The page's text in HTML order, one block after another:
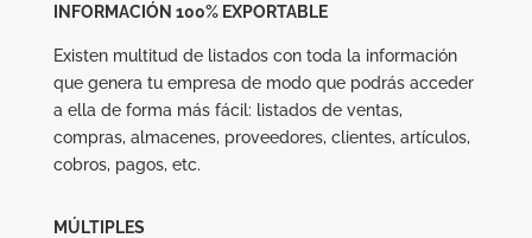
INFORMACIÓN 100% EXPORTABLE
Existen multitud de listados con toda la información
que genera tu empresa de modo que podrás acceder
a ella de forma más fácil: listados de ventas,
compras, almacenes, proveedores, clientes, artículos,
cobros, pagos, etc.
MÚLTIPLES